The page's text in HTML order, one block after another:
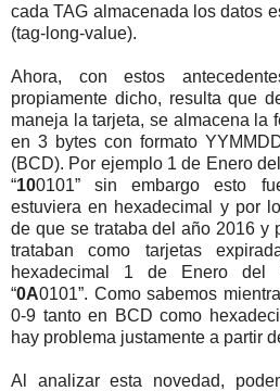
cada TAG almacenada los datos
(tag-long-value).
Ahora, con estos
propiamente dicho, resulta que
maneja la tarjeta, se almacena la
en 3 bytes con formato
(BCD). Por ejemplo 1 de Enero
“100101” sin embargo esto
estuviera en hexadecimal y por
de que se trataba del año 2016 y
trataban como tarjetas
hexadecimal 1 de Enero del
“0A0101”. Como sabemos
0-9 tanto en BCD como
hay problema justamente a partir
Al analizar esta novedad,